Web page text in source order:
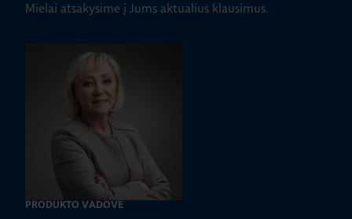
Mielai atsakysime į Jums aktualius klausimus.
PRODUKTO VADOVĖ